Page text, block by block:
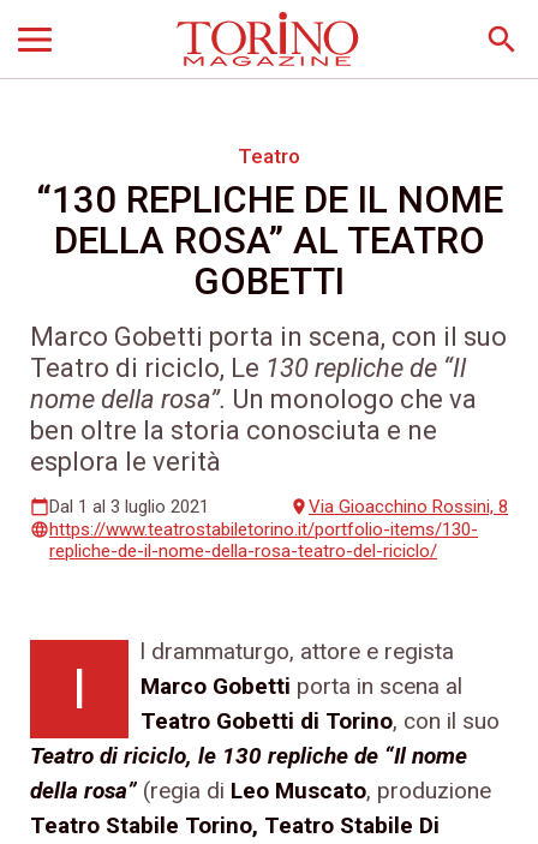
search
Teatro
“130 REPLICHE DE IL NOME
DELLA ROSA” AL TEATRO
GOBETTI
Marco Gobetti porta in scena, con il suo
Teatro di riciclo, Le 130 repliche de “Il
nome della rosa”. Un monologo che va
ben oltre la storia conosciuta e ne
esplora le verità
calendar_todayDal 1 al 3 luglio 2021 placeVia Gioacchino Rossini, 8
languagehttps://www.teatrostabiletorino.it/portfolio-items/130-
repliche-de-il-nome-della-rosa-teatro-del-riciclo/
I
l drammaturgo, attore e regista
Marco Gobetti porta in scena al
Teatro Gobetti di Torino, con il suo
Teatro di riciclo, le 130 repliche de “Il nome
della rosa” (regia di Leo Muscato, produzione
Teatro Stabile Torino, Teatro Stabile Di